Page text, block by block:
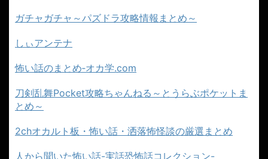
ガチャガチャ～パズドラ攻略情報まとめ～
しぃアンテナ
怖い話のまとめ‐オカ学.com
刀剣乱舞Pocket攻略ちゃんねる～とうらぶポケットま
とめ～
2chオカルト板・怖い話・洒落怖怪談の厳選まとめ
人から聞いた怖い話-実話恐怖話コレクション-